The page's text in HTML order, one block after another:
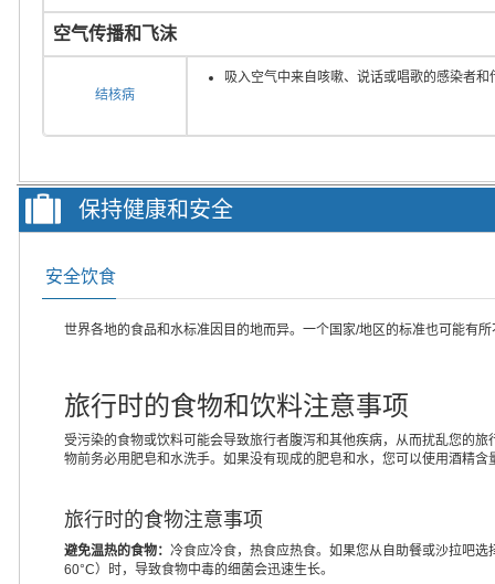
空气传播和飞沫
结核病
吸入空气中来自咳嗽、说话或唱歌的感染者
保持健康和安全
安全饮食
世界各地的食品和水标准因目的地而异。一个国家/地区的标准也可能有
旅行时的食物和饮料注意事项
受污染的食物或饮料可能会导致旅行者腹泻和其他疾病，从而扰乱您的
物前务必用肥皂和水洗手。如果没有现成的肥皂和水，您可以使用酒精
旅行时的食物注意事项
避免温热的食物： 冷食应冷食，热食应热食。如果您从自助餐或沙拉吧
60°C）时，导致食物中毒的细菌会迅速生长。